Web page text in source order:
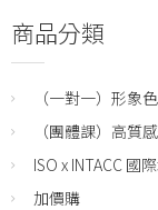
商品分類
（一對一）形象
（團體課）高質
ISO x INTACC 國
加價購